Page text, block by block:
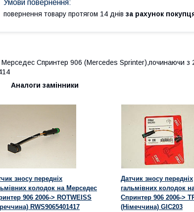
повернення товару протягом 14 днів за рахунок
Мерседес Спринтер 906 (Mercedes Sprinter),починаючи з
Аналоги замінники
зносу передніх
колодок на Мерседес
906 2006-> ROTWEISS
RWS9065401417
Датчик зносу передніх
гальмівних колодок
Спринтер 906 2006->
(Німеччина) GIC203